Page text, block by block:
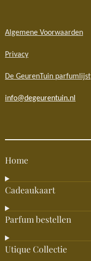
Algemene Voorwaarden
Privacy
De GeurenTuin parfumlijst
info@degeurentuin.nl
Home
Cadeaukaart
Parfum bestellen
Utique Collectie